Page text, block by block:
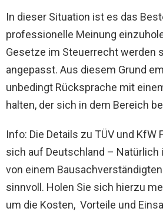
In dieser Situation ist es das
professionelle Meinung
Gesetze im Steuerrecht werden
angepasst. Aus diesem Grund
unbedingt Rücksprache mit
halten, der sich in dem Bereich
Info: Die Details zu TÜV und KfW
sich auf Deutschland – Natürlich
von einem
sinnvoll. Holen Sie sich hierzu
um die Kosten, Vorteile und